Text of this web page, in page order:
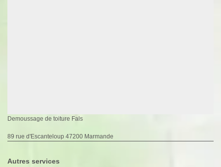
Demoussage de toiture Fals
89 rue d'Escanteloup 47200 Marmande
Autres services